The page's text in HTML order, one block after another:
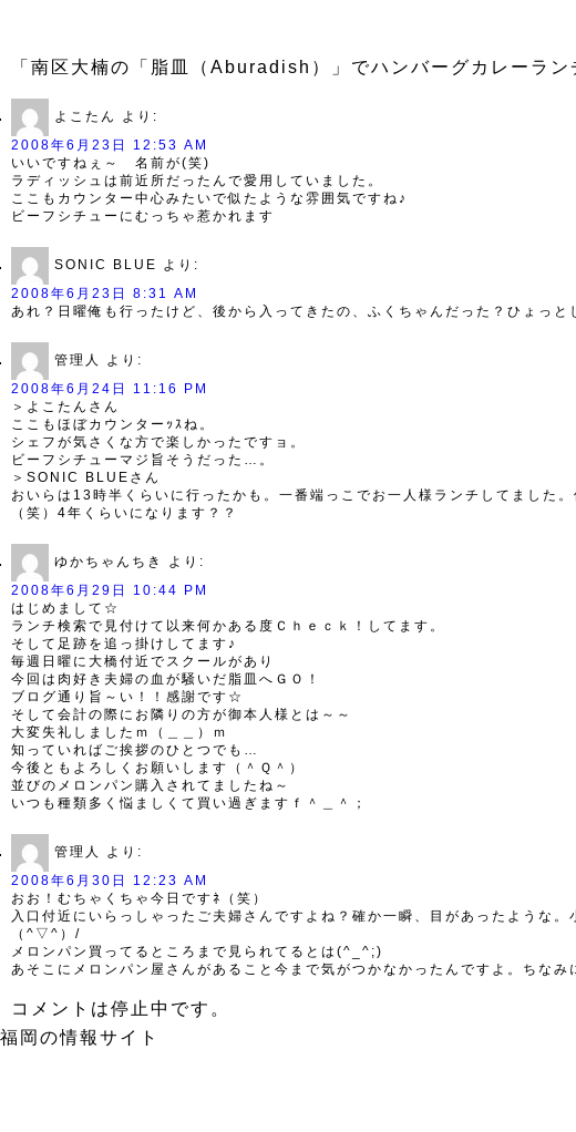
「南区大楠の「脂皿（Aburadish）」でハンバーグカレーラ
よこたん
より:
2008年6月23日 12:53 AM
いいですねぇ～ 名前が(笑)
ラディッシュは前近所だったんで愛用していました。
ここもカウンター中心みたいで似たような雰囲気ですね♪
ビーフシチューにむっちゃ惹かれます
SONIC BLUE より:
2008年6月23日 8:31 AM
あれ？日曜俺も行ったけど、後から入ってきたの、ふくちゃんだった？ひょっと
管理人
より:
2008年6月24日 11:16 PM
＞よこたんさん
ここもほぼカウンターｯｽね。
シェフが気さくな方で楽しかったですョ。
ビーフシチューマジ旨そうだった…。
＞SONIC BLUEさん
おいらは13時半くらいに行ったかも。一番端っこでお一人様ランチしてました
（笑）4年くらいになります？？
ゆかちゃんちき
より:
2008年6月29日 10:44 PM
はじめまして☆
ランチ検索で見付けて以来何かある度Ｃｈｅｃｋ！してます。
そして足跡を追っ掛けしてます♪
毎週日曜に大橋付近でスクールがあり
今回は肉好き夫婦の血が騒いだ脂皿へＧＯ！
ブログ通り旨～い！！感謝です☆
そして会計の際にお隣りの方が御本人様とは～～
大変失礼しましたｍ（＿＿）ｍ
知っていればご挨拶のひとつでも…
今後ともよろしくお願いします（＾Ｑ＾）
並びのメロンパン購入されてましたね～
いつも種類多く悩ましくて買い過ぎますｆ＾＿＾；
管理人
より:
2008年6月30日 12:23 AM
おお！むちゃくちゃ今日ですﾈ（笑）
入口付近にいらっしゃったご夫婦さんですよね？確か一瞬、目があったような。
（^▽^）/
メロンパン買ってるところまで見られてるとは(^_^;)
あそこにメロンパン屋さんがあること今まで気がつかなかったんですよ。ちな
コメントは停止中です。
福岡の情報サイト